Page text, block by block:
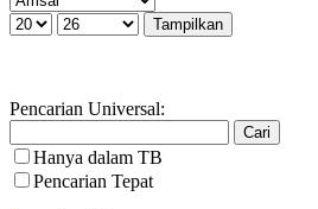
Pencarian Universal:
Hanya dalam TB
Pencarian Tepat